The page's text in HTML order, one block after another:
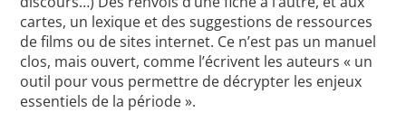
cartes, un lexique et des suggestions de ressources
de films ou de sites internet. Ce n’est pas un manuel
clos, mais ouvert, comme l’écrivent les auteurs « un
outil pour vous permettre de décrypter les enjeux
essentiels de la période ».